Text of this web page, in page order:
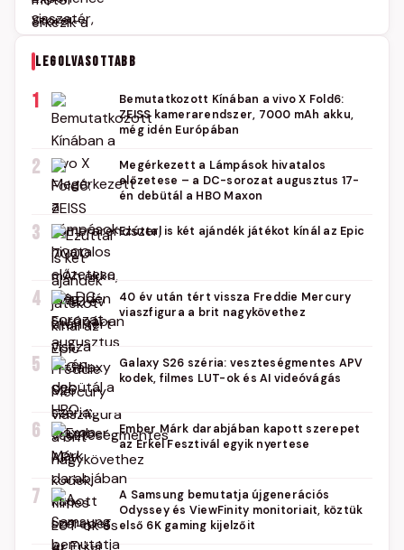
LEGOLVASOTTABB
1
Bemutatkozott Kínában a vivo X Fold6:
ZEISS kamerarendszer, 7000 mAh akku,
még idén Európában
2
Megérkezett a Lámpások hivatalos
előzetese – a DC-sorozat augusztus 17-
én debütál a HBO Maxon
3 Ezúttal is két ajándék játékot kínál az Epic
4
40 év után tért vissza Freddie Mercury
viaszfigura a brit nagykövethez
5
Galaxy S26 széria: veszteségmentes APV
kodek, filmes LUT-ok és AI videóvágás
6
Ember Márk darabjában kapott szerepet
az Erkel Fesztivál egyik nyertese
7
A Samsung bemutatja újgenerációs
Odyssey és ViewFinity monitoriait, köztük
első 6K gaming kijelzőit